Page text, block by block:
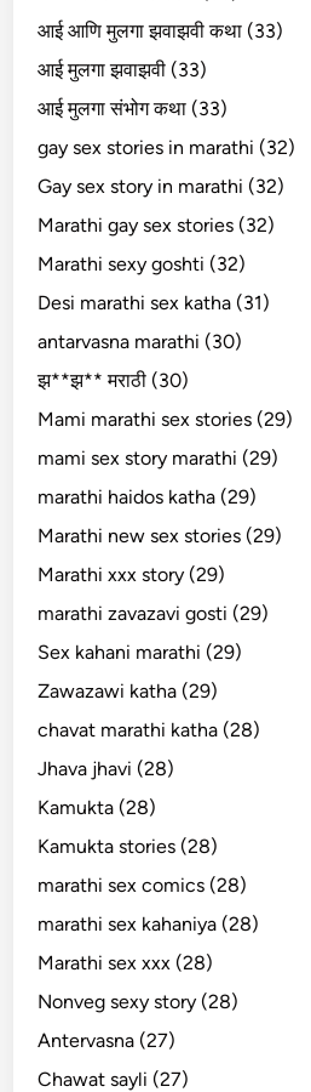
आई आणि मुलगा झवाझवी कथा (33)
आई मुलगा झवाझवी (33)
आई मुलगा संभोग कथा (33)
gay sex stories in marathi (32)
Gay sex story in marathi (32)
Marathi gay sex stories (32)
Marathi sexy goshti (32)
Desi marathi sex katha (31)
antarvasna marathi (30)
झ**झ** मराठी (30)
Mami marathi sex stories (29)
mami sex story marathi (29)
marathi haidos katha (29)
Marathi new sex stories (29)
Marathi xxx story (29)
marathi zavazavi gosti (29)
Sex kahani marathi (29)
Zawazawi katha (29)
chavat marathi katha (28)
Jhava jhavi (28)
Kamukta (28)
Kamukta stories (28)
marathi sex comics (28)
marathi sex kahaniya (28)
Marathi sex xxx (28)
Nonveg sexy story (28)
Antervasna (27)
Chawat sayli (27)